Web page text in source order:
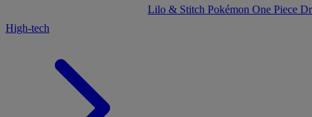
Lilo & Stitch Pokémon One Piece
High-tech